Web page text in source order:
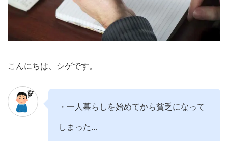
こんにちは、シゲです。
・一人暮らしを始めてから貧乏になって
しまった…